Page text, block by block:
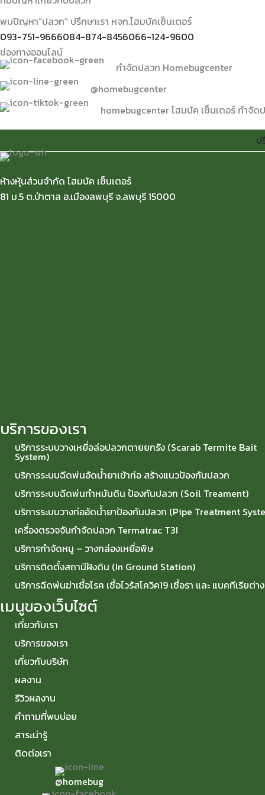
พบปัญหา”ปลวก” ปรึกษาเรา หจก.โฮมบัคเซ็นเตอร์
093-751-9666084-874-8456066-124-9600
ช่องทางออนไลน์
กำจัดปลวก Homebugcenter
@homebugcenter
homebugcenter โฮมบัค เซ็นเตอร์ กำจัด
ป
ห้างหุ้นส่วนจำกัด โฮมบัค เซ็นเตอร์
81 ม.5 ต.ป่าตาล อ.เมืองลพบุรี จ.ลพบุรี 15000
บริการของเรา
บริการระบบวางเหยื่อล่อปลวกตายยกรัง (Scarab Termite Bait
System)
บริการระบบฉีดพ่นอัดน้ำยาเข้าท่อ สร้างแนวป้องกันปลวก
บริการระบบฉีดพ่นทำหมันดิน ป้องกันปลวก (Soil Treament)
บริการระบบวางท่ออัดน้ำยาป้องกันปลวก (Pipe Treatment
เครื่องตรวจจับกำจัดปลวก Termatrac T3I
บริการกำจัดหนู – วางกล่องเหยื่อพิษ
บริการติดตั้งสถานีฝังดิน (In Ground Station)
บริการฉีดพ่นฆ่าเชื้อโรค เชื้อไวรัสโควิค19 เชื้อรา และ แบคทีเรียต่า
เมนูของเว็บไซต์
เกี่ยวกับเรา
บริการของเรา
เกี่ยวกับบริษัท
ผลงาน
รีวิวผลงาน
คำถามที่พบบ่อย
สาระน่ารู้
ติดต่อเรา
@homebug